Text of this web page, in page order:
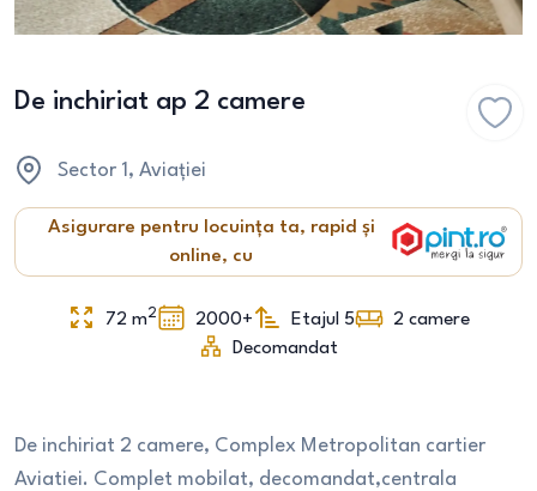
De inchiriat ap 2 camere
Sector 1 , Aviației
Asigurare pentru locuința ta, rapid și
online, cu
72 m2 2000+ Etajul 5 2 camere
Decomandat
De inchiriat 2 camere, Complex Metropolitan cartier
Aviatiei. Complet mobilat, decomandat,centrala